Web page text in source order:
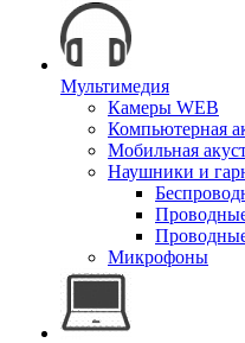
Мультимедия
Камеры WEB
Компьютерная
Мобильная
Наушники и
Микрофоны